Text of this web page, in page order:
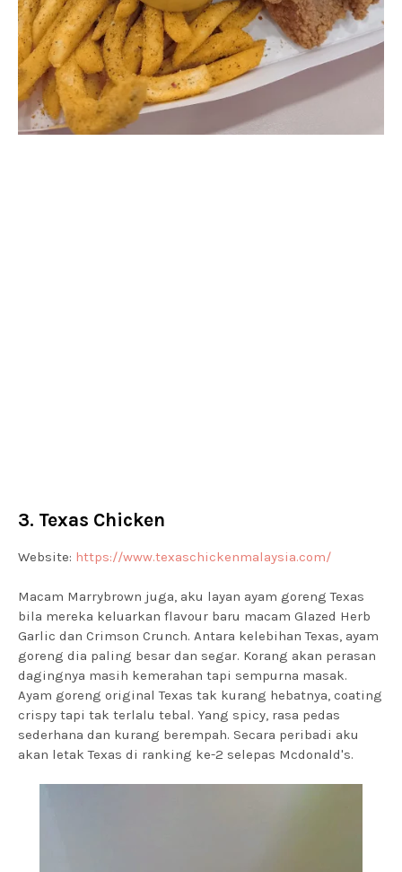
3. Texas Chicken
Website: https://www.texaschickenmalaysia.com/
Macam Marrybrown juga, aku layan ayam goreng Texas
bila mereka keluarkan flavour baru macam Glazed Herb
Garlic dan Crimson Crunch. Antara kelebihan Texas, ayam
goreng dia paling besar dan segar. Korang akan perasan
dagingnya masih kemerahan tapi sempurna masak.
Ayam goreng original Texas tak kurang hebatnya, coating
crispy tapi tak terlalu tebal. Yang spicy, rasa pedas
sederhana dan kurang berempah. Secara peribadi aku
akan letak Texas di ranking ke-2 selepas Mcdonald's.